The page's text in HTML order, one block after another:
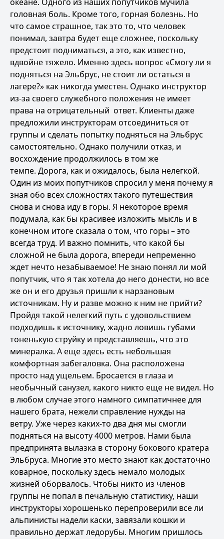
головная боль. Кроме того, горная болезнь. Но
что самое страшное, так это то, что человек
понимал, завтра будет еще сложнее, поскольку
предстоит подниматься, а это, как известно,
вдвойне тяжело. Именно здесь вопрос «Смогу ли я
подняться на Эльбрус, не стоит ли остаться в
лагере?» как никогда уместен. Однако инструктор
из-за своего служебного положения не имеет
права на отрицательный ответ. Клиенты даже
предложили инструкторам отсоединиться от
группы и сделать попытку подняться на Эльбрус
самостоятельно. Однако получили отказ, и
восхождение продолжилось в том же
темпе. Дорога, как и ожидалось, была нелегкой.
Один из моих попутчиков спросил у меня почему я
зная обо всех сложностях такого путешествия
снова и снова иду в горы. Я некоторое время
подумала, как бы красивее изложить мысль и в
конечном итоге сказала о том, что горы – это
всегда труд. И важно помнить, что какой бы
сложной не была дорога, впереди непременно
ждет нечто незабываемое! Не знаю понял ли мой
попутчик, что я так хотела до него донести, но все
же он и его друзья пришли к нарзановым
источникам. Ну и разве можно к ним не прийти?
Пройдя такой нелегкий путь с удовольствием
подходишь к источнику, жадно ловишь губами
тоненькую струйку и представляешь, что это
минералка. А еще здесь есть небольшая
комфортная забегаловка. Она расположена
просто над ущельем. Бросается в глаза и
необычный санузел, какого никто еще не видел. Но
в любом случае этого намного симпатичнее для
нашего брата, нежели справление нужды на
ветру. Уже через каких-то два дня мы смогли
подняться на высоту 4000 метров. Нами была
предпринята вылазка в сторону бокового кратера
Эльбруса. Многие это место знают как достаточно
коварное, поскольку здесь немало молодых
жизней оборвалось. Чтобы никто из членов
группы не попал в печальную статистику, наши
инструкторы хорошенько перепроверили все ли
альпинисты надели каски, завязали кошки и
правильно держат ледорубы. Многим пришлось